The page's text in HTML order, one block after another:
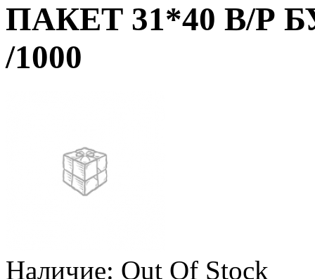
ПАКЕТ 31*40 В/Р
/1000
Наличие: Out Of Stock